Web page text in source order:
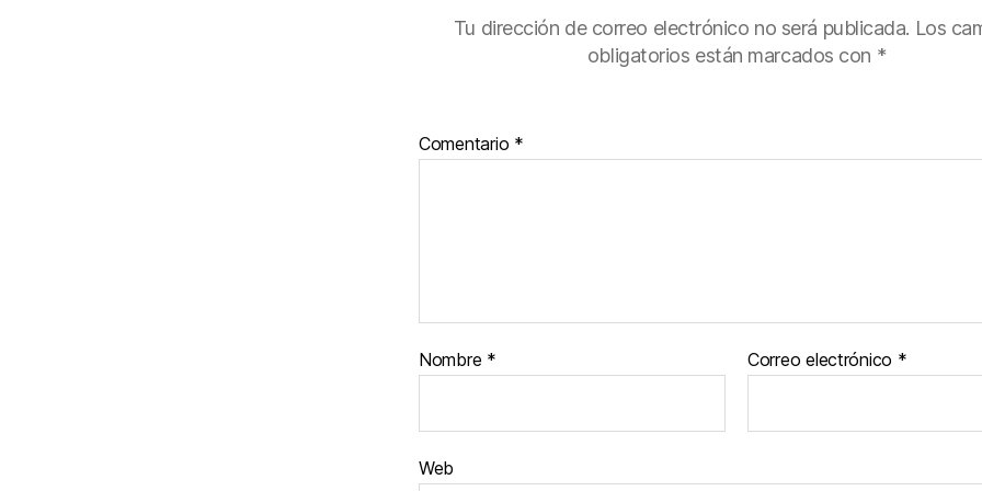
Tu dirección de correo electrónico no será publicada. Los
obligatorios están marcados con *
Comentario *
Nombre * Correo electrónico *
Web